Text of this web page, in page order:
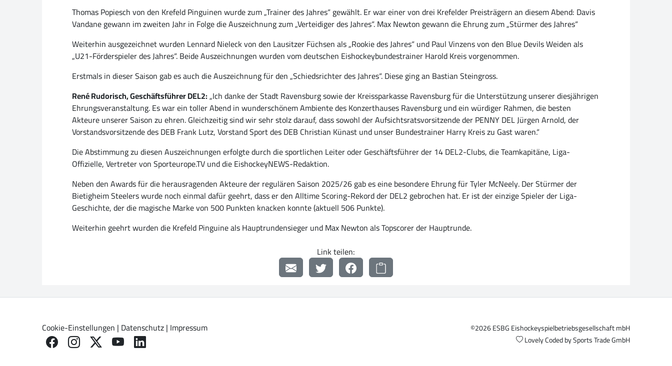
Thomas Popiesch von den Krefeld Pinguinen wurde zum „Trainer des Jahres“ gewählt. Er war einer von drei Krefelder Preisträgern an diesem Abend: Davis
Vandane gewann im zweiten Jahr in Folge die Auszeichnung zum „Verteidiger des Jahres“. Max Newton gewann die Ehrung zum „Stürmer des Jahres“
Weiterhin ausgezeichnet wurden Lennard Nieleck von den Lausitzer Füchsen als „Rookie des Jahres“ und Paul Vinzens von den Blue Devils Weiden als
„U21-Förderspieler des Jahres“. Beide Auszeichnungen wurden vom deutschen Eishockeybundestrainer Harold Kreis vorgenommen.
Erstmals in dieser Saison gab es auch die Auszeichnung für den „Schiedsrichter des Jahres“. Diese ging an Bastian Steingross.
René Rudorisch, Geschäftsführer DEL2:„Ich danke der Stadt Ravensburg sowie der Kreissparkasse Ravensburg für die Unterstützung unserer diesjährigen
Ehrungsveranstaltung. Es war ein toller Abend in wunderschönem Ambiente des Konzerthauses Ravensburg und ein würdiger Rahmen, die besten
Akteure unserer Saison zu ehren. Gleichzeitig sind wir sehr stolz darauf, dass sowohl der Aufsichtsratsvorsitzende der PENNY DEL Jürgen Arnold, der
Vorstandsvorsitzende des DEB Frank Lutz, Vorstand Sport des DEB Christian Künast und unser Bundestrainer Harry Kreis zu Gast waren.“
Die Abstimmung zu diesen Auszeichnungen erfolgte durch die sportlichen Leiter oder Geschäftsführer der 14 DEL2-Clubs, die Teamkapitäne, Liga-
Offizielle, Vertreter von Sporteurope.TV und die EishockeyNEWS-Redaktion.
Neben den Awards für die herausragenden Akteure der regulären Saison 2025/26 gab es eine besondere Ehrung für Tyler McNeely. Der Stürmer der
Bietigheim Steelers wurde noch einmal dafür geehrt, dass er den Alltime Scoring-Rekord der DEL2 gebrochen hat. Er ist der einzige Spieler der Liga-
Geschichte, der die magische Marke von 500 Punkten knacken konnte (aktuell 506 Punkte).
Weiterhin geehrt wurden die Krefeld Pinguine als Hauptrundensieger und Max Newton als Topscorer der Hauptrunde.
Link teilen:
Cookie-Einstellungen | Datenschutz| Impressum
©2026 ESBG Eishockeyspielbetriebsgesellschaft mbH
Lovely Coded bySports Trade GmbH